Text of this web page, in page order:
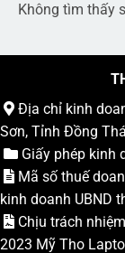
Không tìm thấy
Địa chỉ kinh
Sơn, Tỉnh Đồng
Giấy phép kinh
Mã số thuế
kinh doanh UBND
Chịu trách
2023 Mỹ Tho